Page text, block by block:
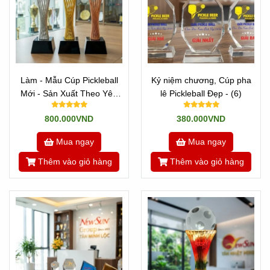
Địa Chỉ Sản Xuất Cúp Pickleball Đẹp Uy
Tín Toàn Quốc
Làm - Mẫu Cúp Pickleball
Mới - Sản Xuất Theo Yêu
Cầu (9)
800.000VND
Mua ngay
Thêm vào giỏ hàng
Kỷ niệm chương, Cúp pha
lê Pickleball Đẹp - (6)
380.000VND
Mua ngay
Thêm vào giỏ hàng